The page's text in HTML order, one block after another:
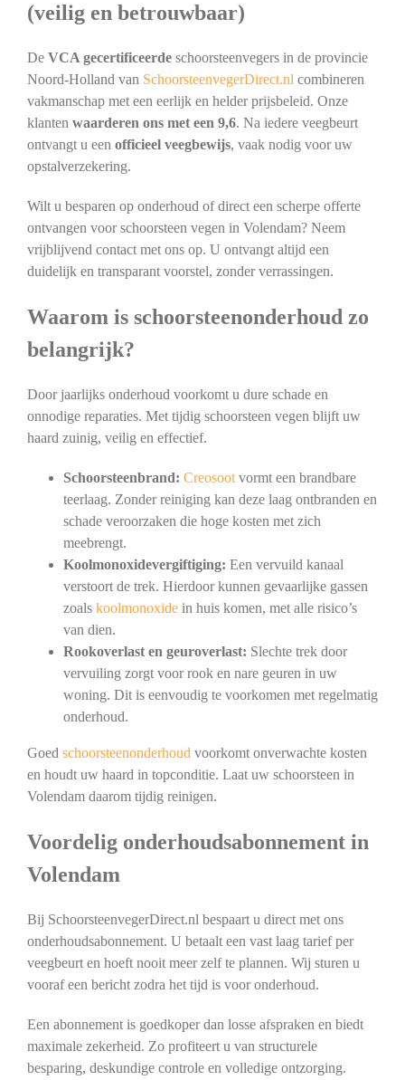
(veilig en betrouwbaar)
De VCA gecertificeerdeschoorsteenvegers in de provincie
Noord-Holland van SchoorsteenvegerDirect.nl combineren
vakmanschap met een eerlijk en helder prijsbeleid. Onze
klanten waarderen ons met een 9,6. Na iedere veegbeurt
ontvangt u een officieel veegbewijs, vaak nodig voor uw
opstalverzekering.
Wilt u besparen op onderhoud of direct een scherpe offerte
ontvangen voor schoorsteen vegen in Volendam? Neem
vrijblijvend contact met ons op. U ontvangt altijd een
duidelijk en transparant voorstel, zonder verrassingen.
Waarom is schoorsteenonderhoud zo
belangrijk?
Door jaarlijks onderhoud voorkomt u dure schade en
onnodige reparaties. Met tijdig schoorsteen vegen blijft uw
haard zuinig, veilig en effectief.
Schoorsteenbrand: Creosootvormt een brandbare
teerlaag. Zonder reiniging kan deze laag ontbranden en
schade veroorzaken die hoge kosten met zich
meebrengt.
Koolmonoxidevergiftiging: Een vervuild kanaal
verstoort de trek. Hierdoor kunnen gevaarlijke gassen
zoals koolmonoxidein huis komen, met alle risico’s
van dien.
Rookoverlast en geuroverlast: Slechte trek door
vervuiling zorgt voor rook en nare geuren in uw
woning. Dit is eenvoudig te voorkomen met regelmatig
onderhoud.
Goed schoorsteenonderhoud voorkomt onverwachte kosten
en houdt uw haard in topconditie. Laat uw schoorsteen in
Volendam daarom tijdig reinigen.
Voordelig onderhoudsabonnement in
Volendam
Bij SchoorsteenvegerDirect.nl bespaart u direct met ons
onderhoudsabonnement. U betaalt een vast laag tarief per
veegbeurt en hoeft nooit meer zelf te plannen. Wij sturen u
vooraf een bericht zodra het tijd is voor onderhoud.
Een abonnement is goedkoper dan losse afspraken en biedt
maximale zekerheid. Zo profiteert u van structurele
besparing, deskundige controle en volledige ontzorging.